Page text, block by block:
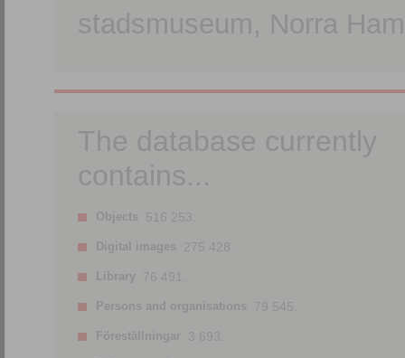
stadsmuseum, Norra
The database currently
contains...
Objects 516 253.
Digital images 275 428.
Library 76 491.
Persons and organisations 79 545.
Föreställningar 3 693.